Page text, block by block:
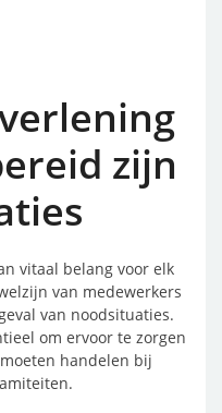
zijn
vitaal belang voor elk
van medewerkers
van noodsituaties.
om ervoor te zorgen
handelen bij